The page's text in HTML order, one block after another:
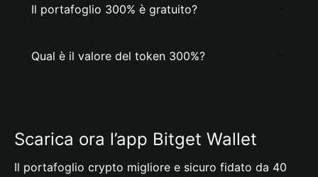
Il portafoglio 300% è gratuito?
Qual è il valore del token 300%?
Scarica ora l’app Bitget Wallet
Il portafoglio crypto migliore e sicuro fidato da 40